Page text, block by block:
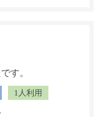
す。
1人利用